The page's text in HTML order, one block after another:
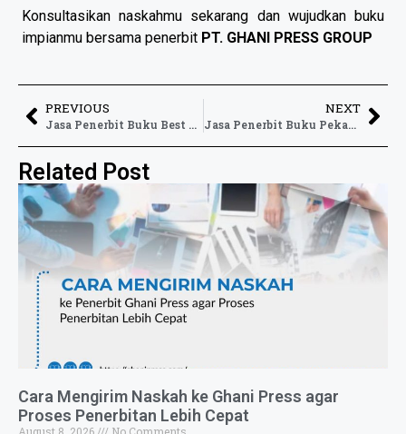
Konsultasikan naskahmu sekarang dan wujudkan buku
impianmu bersama penerbit PT. GHANI PRESS GROUP
PREVIOUS
Jasa Penerbit Buku Best Seller dengan ISBN Resmi dan Desain Menarik
NEXT
Jasa Penerbit Buku Pekanbaru untuk Mengubah Tulisan Menjadi Buku Profesional
Related Post
Cara Mengirim Naskah ke Ghani Press agar
Proses Penerbitan Lebih Cepat